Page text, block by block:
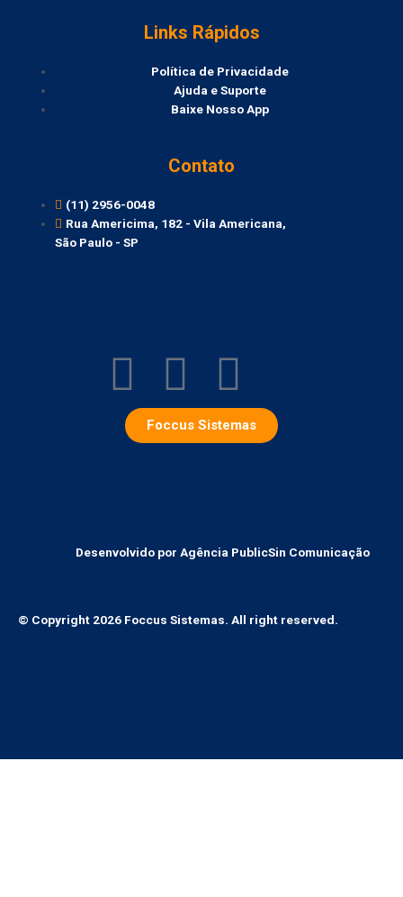
Links Rápidos
Política de Privacidade
Ajuda e Suporte
Baixe Nosso App
Contato
(11) 2956-0048
Rua Americima, 182 - Vila Americana,
São Paulo - SP
Foccus Sistemas
Desenvolvido por Agência PublicSin Comunicação
© Copyright 2026 Foccus Sistemas. All right reserved.